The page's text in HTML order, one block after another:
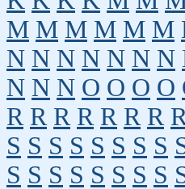
M M M M M M
N N N N N N N
N N N O O O O
R R R R R R R
S S S S S S S S
S S S S S S S S